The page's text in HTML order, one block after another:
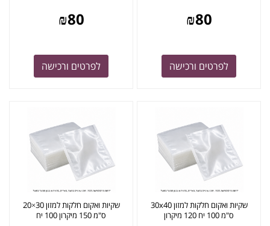
₪80
לפרטים ורכישה
₪80
לפרטים ורכישה
שקיות ואקום חלקות למזון 30x40
ס"מ 100 יח 120 מיקרון
שקיות ואקום חלקות למזון 30×20
ס"מ 150 מיקרון 100 יח